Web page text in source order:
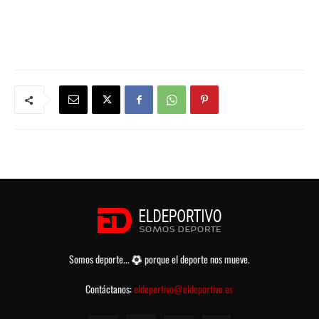
Somos deporte...
porque el deporte nos mueve.
Contáctanos:eldeportivo@eldeportivo.es